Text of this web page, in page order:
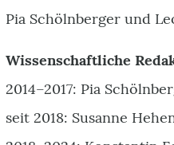
Pia Schölnberger und
Wissenschaftliche
2014–2017: Pia
seit 2018: Susanne